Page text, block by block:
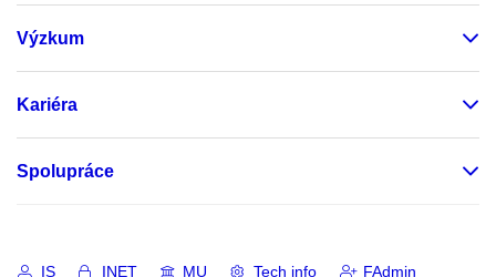
Výzkum
Kariéra
Spolupráce
IS INET MU Tech info FAdmin